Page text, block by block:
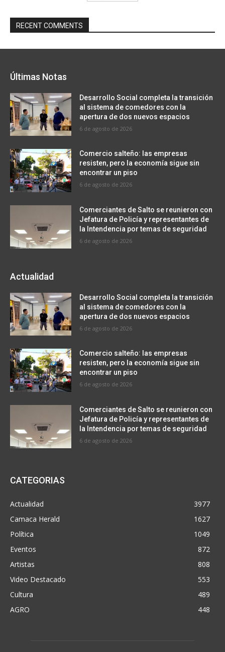
RECENT COMMENTS
Últimas Notas
Desarrollo Social completa la transición
al sistema de comedores con la
apertura de dos nuevos espacios
6 de agosto de 2026
Comercio salteño: las empresas
resisten, pero la economía sigue sin
encontrar un piso
6 de agosto de 2026
Comerciantes de Salto se reunieron con
Jefatura de Policía y representantes de
la Intendencia por temas de seguridad
6 de agosto de 2026
Actualidad
Desarrollo Social completa la transición
al sistema de comedores con la
apertura de dos nuevos espacios
6 de agosto de 2026
Comercio salteño: las empresas
resisten, pero la economía sigue sin
encontrar un piso
6 de agosto de 2026
Comerciantes de Salto se reunieron con
Jefatura de Policía y representantes de
la Intendencia por temas de seguridad
6 de agosto de 2026
CATEGORIAS
Actualidad
3977
Camaca Herald
1627
Política
1049
Eventos
872
Artistas
808
Video Destacado
553
Cultura
489
AGRO
448